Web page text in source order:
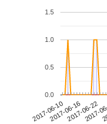
2017-06-102017-06-162017-06-22
2017-
0.0
0.5
1.0
1.5